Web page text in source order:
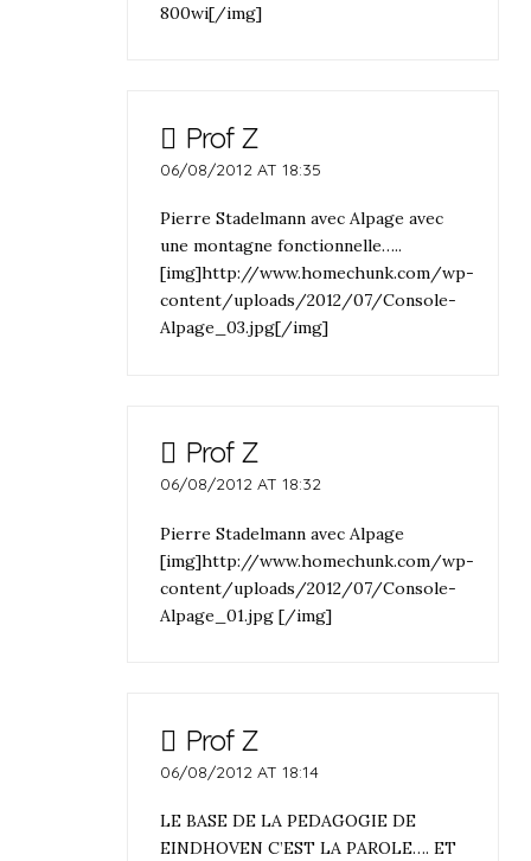
800wi[/img]
Prof Z
06/08/2012 AT 18:35
Pierre Stadelmann avec Alpage avec
une montagne fonctionnelle…..
[img]http://www.homechunk.com/wp-
content/uploads/2012/07/Console-
Alpage_03.jpg[/img]
Prof Z
06/08/2012 AT 18:32
Pierre Stadelmann avec Alpage
[img]http://www.homechunk.com/wp-
content/uploads/2012/07/Console-
Alpage_01.jpg [/img]
Prof Z
06/08/2012 AT 18:14
LE BASE DE LA PEDAGOGIE DE
EINDHOVEN C’EST LA PAROLE…. ET